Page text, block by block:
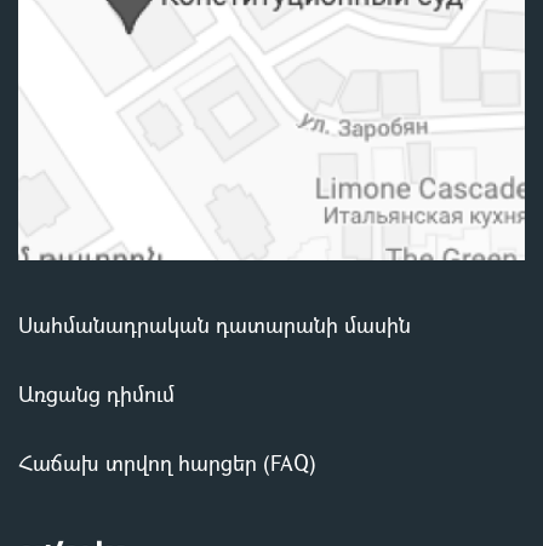
Սահմանադրական դատարանի մասին
Առցանց դիմում
Հաճախ տրվող հարցեր (FAQ)